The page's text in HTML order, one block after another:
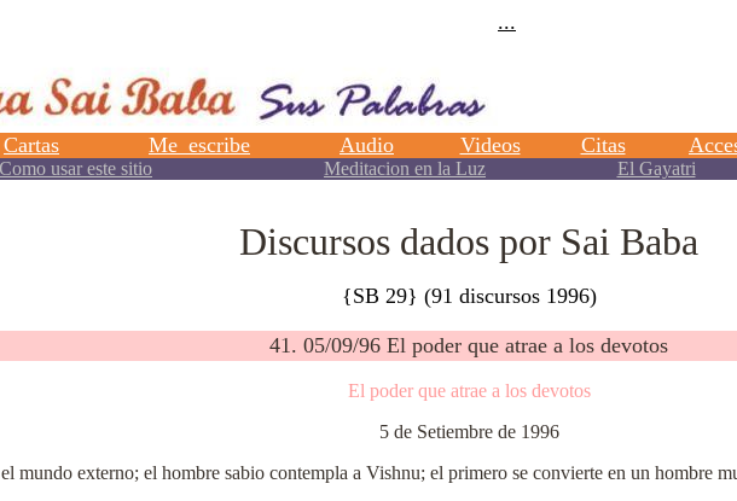
Discursos dados por Sai Baba
{SB 29} (91 discursos 1996)
41. 05/09/96 El poder que atrae a los devotos
El poder que atrae a los devotos
5 de Setiembre de 1996
mundo externo; el hombre sabio contempla a Vishnu; el primero se convierte en un hombre